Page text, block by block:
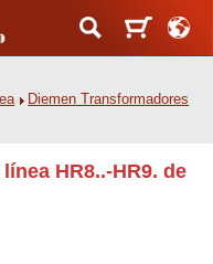
Diemen Transformadores
HR8..-HR9. de